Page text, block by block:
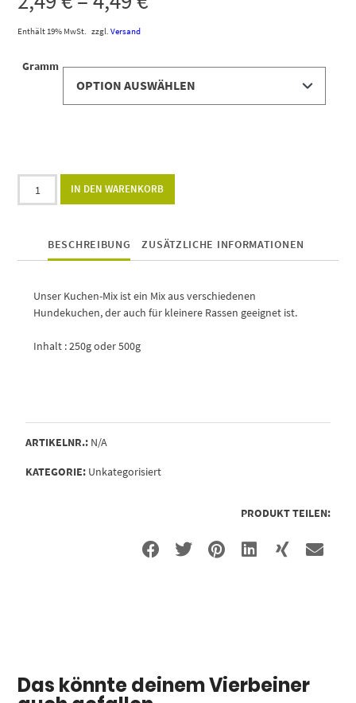
Enthält 19% MwSt. zzgl.Versand
Gramm
IN DEN WARENKORB
BESCHREIBUNG ZUSÄTZLICHE INFORMATIONEN
Unser Kuchen-Mix ist ein Mix aus verschiedenen
Hundekuchen, der auch für kleinere Rassen geeignet ist.
Inhalt : 250g oder 500g
ARTIKELNR.: N/A
KATEGORIE: Unkategorisiert
PRODUKT TEILEN:
Das könnte deinem Vierbeiner